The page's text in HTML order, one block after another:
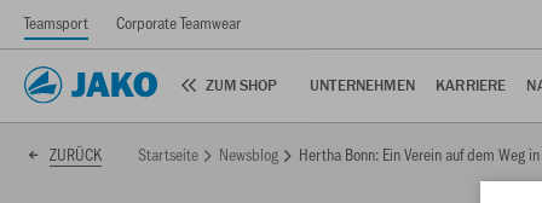
Teamsport Corporate Teamwear
ZUM SHOP UNTERNEHMEN KARRIERE
ZURÜCK Startseite Newsblog Hertha Bonn: Ein Verein auf dem Weg